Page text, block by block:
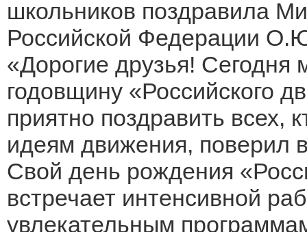
школьников поздравила
Российской Федерации
«Дорогие друзья!
годовщину «Российского
приятно поздравить всех,
идеям движения, поверил
Свой день рождения
встречает интенсивной
увлекательным